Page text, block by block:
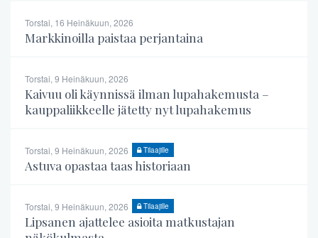
Torstai, 16 Heinäkuun, 2026
Markkinoilla paistaa perjantaina
Torstai, 9 Heinäkuun, 2026
Kaivuu oli käynnissä ilman lupahakemusta –
kauppaliikkeelle jätetty nyt lupahakemus
Torstai, 9 Heinäkuun, 2026 Tilaajille
Astuva opastaa taas historiaan
Torstai, 9 Heinäkuun, 2026 Tilaajille
Lipsanen ajattelee asioita matkustajan